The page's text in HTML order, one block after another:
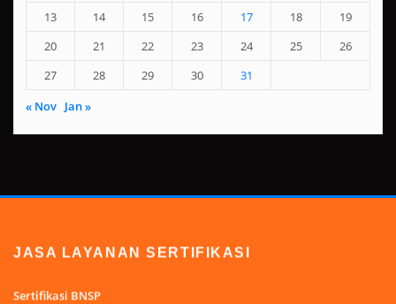
13
14 15 16 17 18
19
20
21 22 23 24 25
26
27
28 29 30
31
« Nov Jan »
JASA LAYANAN SERTIFIKASI
Sertifikasi BNSP